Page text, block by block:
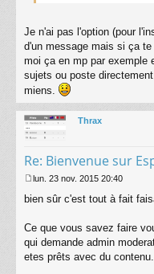
Je n'ai pas l'option (pour
d'un message mais si ça
moi ça en mp par exemple
sujets ou poste
miens.
Thrax
Re: Bienvenue sur
e
g
e
lun. 23 nov. 2015 20:40
bien sûr c'est tout à fait
Ce que vous savez faire
qui demande admin
etes prêts avec du contenu.